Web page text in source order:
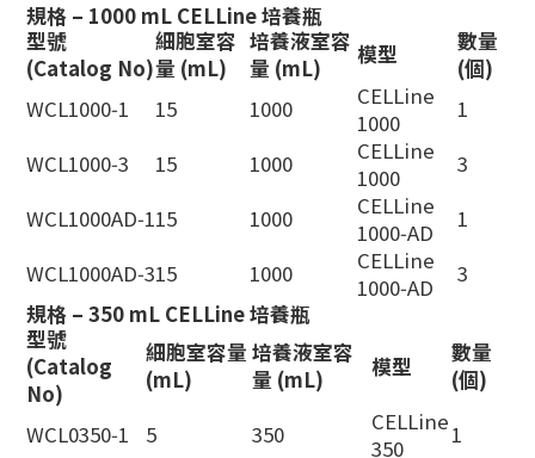
規格 – 1000 mL CELLine 培養瓶
型號
(Catalog No)
細胞室容
量 (mL)
培養液室容
量 (mL)
模型
數量
(個)
WCL1000‑1
15 1000
CELLine
1000
1
WCL1000‑3
15 1000
CELLine
1000
3
WCL1000AD‑115 1000
CELLine
1000‑AD
1
WCL1000AD‑315 1000
CELLine
1000‑AD
3
規格 – 350 mL CELLine 培養瓶
型號
(Catalog
No)
細胞室容量
(mL)
培養液室容
量 (mL)
模型
數量
(個)
WCL0350‑1
5 350
CELLine
350
1